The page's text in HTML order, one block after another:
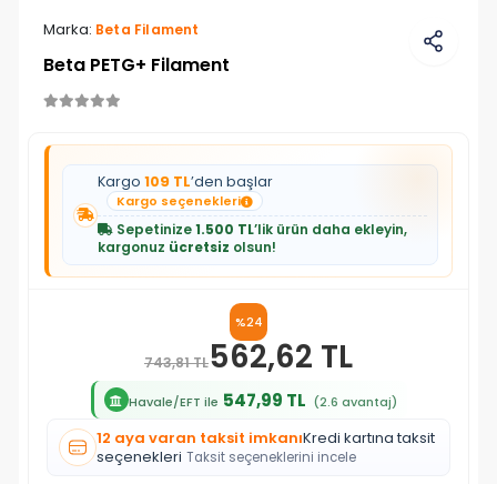
Marka: Beta Filament
Beta PETG+ Filament
Kargo 109 TL’den başlar
Kargo seçenekleri
Sepetinize1.500 TL’lik ürün daha ekleyin,
kargonuz ücretsiz olsun!
%24
743,81 TL562,62 TL
Havale/EFT ile 547,99 TL (2.6 avantaj)
12 aya varan taksit imkanıKredi kartına taksit
seçenekleri Taksit seçeneklerini incele